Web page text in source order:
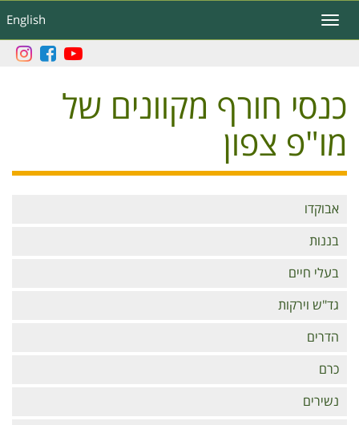
לתוכן
העיקרי
English
Toggle
navigation
כנסי חורף מקוונים של
מו"פ צפון
Branches
אבוקדו
בננות
בעלי חיים
גד"ש וירקות
הדרים
כרם
נשירים